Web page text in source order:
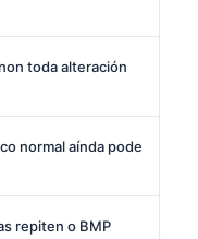
toda alteración
normal aínda pode
repiten o BMP